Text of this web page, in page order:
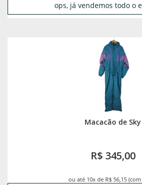
ops, já vendemos todo o
Macacão de Sky
R$ 345,00
ou até 10x de R$ 56,15